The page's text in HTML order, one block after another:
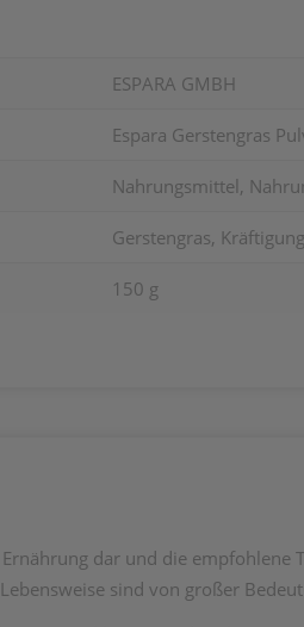
ESPARA GMBH
Espara Gerstengras
Nahrungsmittel,
Gerstengras,
150 g
dar und die empfohlene
sind von großer